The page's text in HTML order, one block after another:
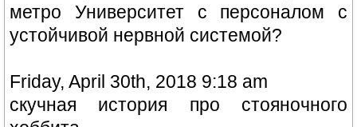
метро Университет с персоналом с
устойчивой нервной системой?
Friday, April 30th, 2018 9:18 am
скучная история про стояночного